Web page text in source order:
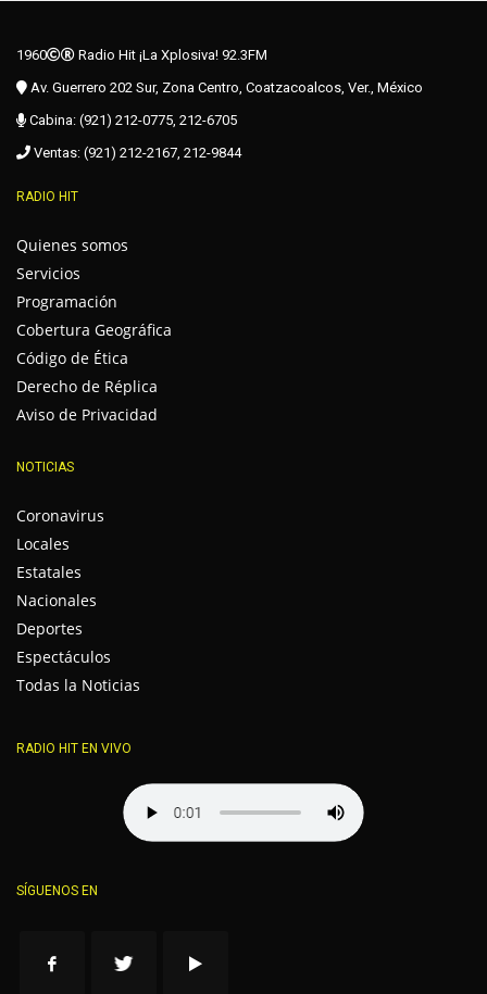
1960
Radio Hit ¡La Xplosiva! 92.3FM
Av. Guerrero 202 Sur, Zona Centro, Coatzacoalcos, Ver., México
Cabina: (921) 212-0775, 212-6705
Ventas: (921) 212-2167, 212-9844
RADIO HIT
Quienes somos
Servicios
Programación
Cobertura Geográfica
Código de Ética
Derecho de Réplica
Aviso de Privacidad
NOTICIAS
Coronavirus
Locales
Estatales
Nacionales
Deportes
Espectáculos
Todas la Noticias
RADIO HIT EN VIVO
SÍGUENOS EN